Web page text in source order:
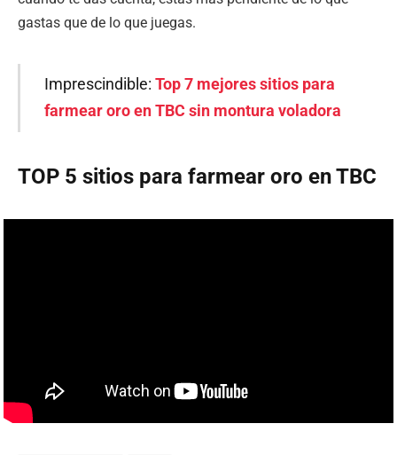
gastas que de lo que juegas.
Imprescindible: Top 7 mejores sitios para
farmear oro en TBC sin montura voladora
TOP 5 sitios para farmear oro en TBC